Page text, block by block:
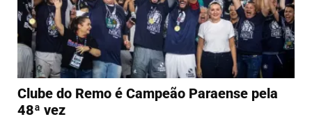
Clube do Remo é Campeão Paraense pela
48ª vez